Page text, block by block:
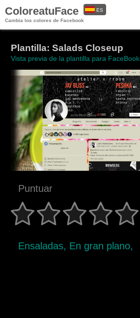
ColoreatuFace
Cambia los colores de Facebook
ES
Plantilla: Salads Closeup
Vista previa de la plantilla para FaceBook
Puntuar
Ensaladas, En gran plano,